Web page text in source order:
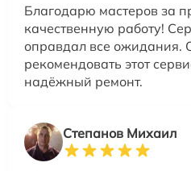
Благодарю мастеров за
качественную работу!
оправдал все ожидания.
рекомендовать этот
надёжный ремонт.
Степанов Михаил